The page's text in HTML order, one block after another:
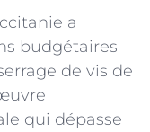
a
budgétaires
de vis de
qui dépasse